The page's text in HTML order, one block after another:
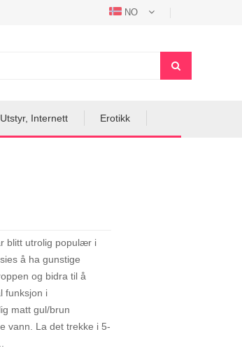
NO
Internett Erotikk
blitt utrolig populær i
å ha gunstige
og bidra til å
funksjon i
matt gul/brun
vann. La det trekke i 5-